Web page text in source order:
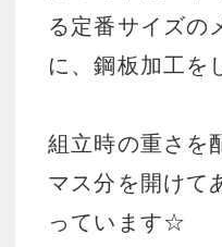
る定番サイズの
に、鋼板加工を
組立時の重さを
マス分を開けて
っています☆